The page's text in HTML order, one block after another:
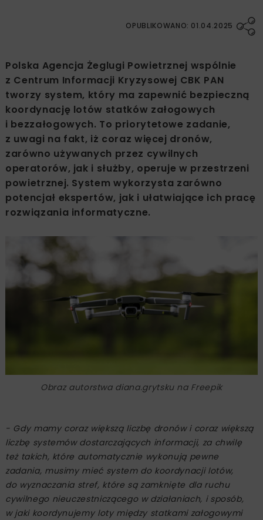
OPUBLIKOWANO: 01.04.2025
Polska Agencja Żeglugi Powietrznej wspólnie
z Centrum Informacji Kryzysowej CBK PAN
tworzy system, który ma zapewnić bezpieczną
koordynację lotów statków załogowych
i bezzałogowych. To priorytetowe zadanie,
z uwagi na fakt, iż coraz więcej dronów,
zarówno używanych przez cywilnych
operatorów, jak i służby, operuje w przestrzeni
powietrznej. System wykorzysta zarówno
potencjał ekspertów, jak i ułatwiające ich pracę
rozwiązania informatyczne.
Obraz autorstwa diana.grytsku na Freepik
- Gdy mamy coraz większą liczbę dronów i coraz większą
liczbę systemów dostarczających informacji, za chwilę
też takich, które automatycznie wykonują pewne
zadania, musimy mieć system do koordynacji lotów,
do wyznaczania stref, które są zamknięte dla ruchu
cywilnego nieuczestniczącego w działaniach, i sposób,
w jaki koordynujemy loty między statkami załogowymi